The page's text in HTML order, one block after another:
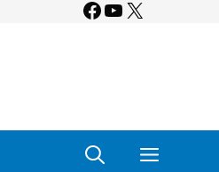
Facebook
YouTube
X